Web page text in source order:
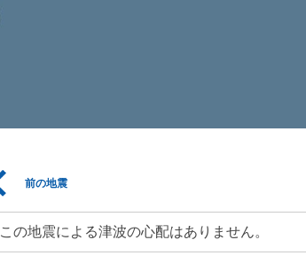
前の地震
この地震による津波の心配はありません。